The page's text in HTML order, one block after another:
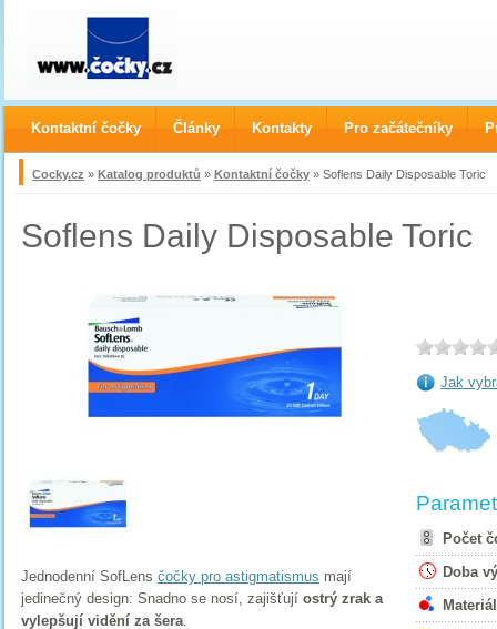
Cocky.cz » Katalog produktů » Kontaktní čočky » Soflens Daily Disposable Toric
Soflens Daily Disposable Toric
Jednodenní SofLens čočky pro astigmatismus mají
jedinečný design: Snadno se nosí, zajišťují ostrý zrak a
vylepšují vidění za šera.
Jak
Počet
Doba
Materiál
Kontaktní čočky Články Kontakty Pro začátečníky